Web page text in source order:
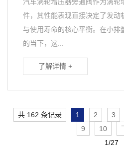
汽车涡轮增压器旁通阀作为涡轮
件，其性能表现直接决定了发动
与使用寿命的核心平衡。在小排
的当下，这...
了解详情 +
共 162 条记录 1 2 3
9
10
1/27